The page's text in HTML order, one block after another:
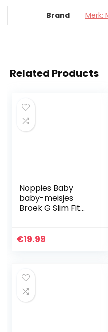
Brand Merk:
Related Products
Noppies Baby
baby-meisjes
Broek G Slim Fit
€19.99